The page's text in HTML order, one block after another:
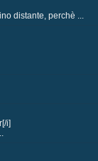
distante, perchè ...
i]